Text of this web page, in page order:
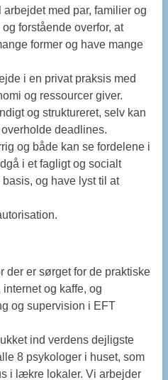
med par, familier og
forstående overfor, at
former og have mange
i en privat praksis med
og ressourcer giver.
og struktureret, selv kan
deadlines.
og både kan se fordelene i
i et fagligt og socialt
og have lyst til at
der er sørget for de praktiske
og kaffe, og
og supervision i EFT
ind verdens dejligste
8 psykologer i huset, som
i lækre lokaler. Vi arbejder